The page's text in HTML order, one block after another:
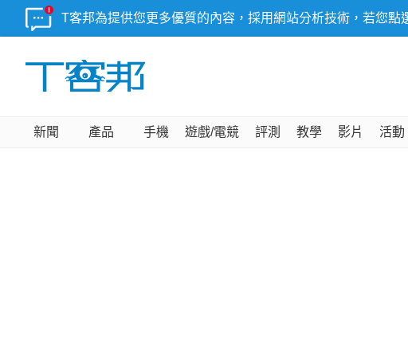
T客邦為提供您更多優質的內容，採用網站分析技術，若您
新聞 產品 手機 遊戲/電競 評測 教學 影片 活動